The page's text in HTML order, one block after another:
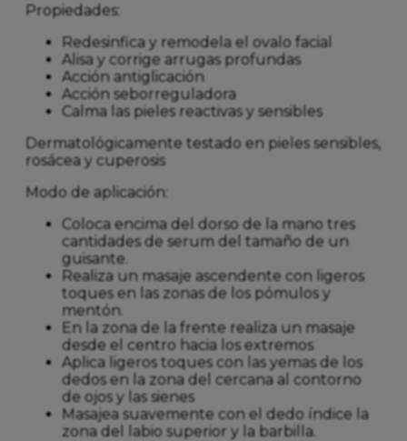
Propiedades:
Redesinfica y remodela el ovalo facial
Alisa y corrige arrugas profundas
Acción antiglicación
Acción seborreguladora
Calma las pieles reactivas y sensibles
Dermatológicamente testado en pieles sensibles,
rosácea y cuperosis
Modo de aplicación:
Coloca encima del dorso de la mano tres
cantidades de serum del tamaño de un
guisante.
Realiza un masaje ascendente con ligeros
toques en las zonas de los pómulos y
mentón.
En la zona de la frente realiza un masaje
desde el centro hacia los extremos
Aplica ligeros toques con las yemas de los
dedos en la zona del cercana al contorno
de ojos y las sienes
Masajea suavemente con el dedo índice la
zona del labio superior y la barbilla.